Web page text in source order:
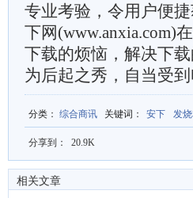
专业考验，令用户便
下网(www.anxia.com)
下载的烦恼，解决下
为后起之秀，自当受
分类 ： 综合商讯 关键词 ： 安下 发
分享到： 20.9K
相关文章